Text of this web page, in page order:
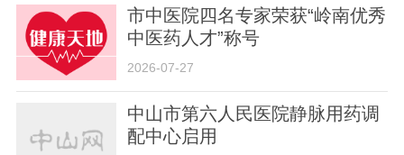
市中医院四名专家荣获“岭南优秀
中医药人才”称号
2026-07-27
中山市第六人民医院静脉用药调
配中心启用